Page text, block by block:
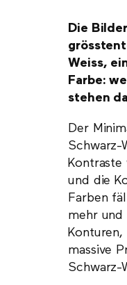
Die
Weiss,
Farbe:
stehen
Der
Schwarz-
und die
Farben
mehr und
massive
Schwarz-